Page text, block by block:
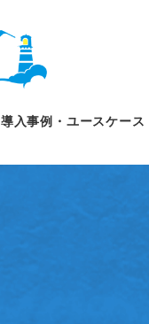
導入事例・ユースケース